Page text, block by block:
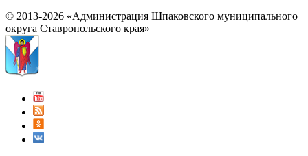
© 2013-2026 «Администрация Шпаковского муниципального
округа Ставропольского края»